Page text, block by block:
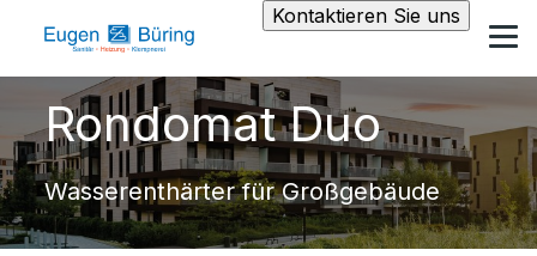
Kontaktieren Sie uns
Rondomat Duo
Wasserenthärter für Großgebäude